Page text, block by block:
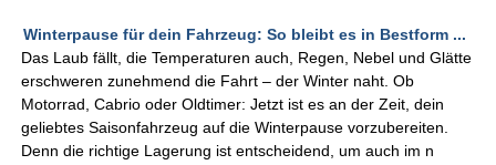
Winterpause für dein Fahrzeug: So bleibt es in Bestform ...
Das Laub fällt, die Temperaturen auch, Regen, Nebel und Glätte
erschweren zunehmend die Fahrt – der Winter naht. Ob
Motorrad, Cabrio oder Oldtimer: Jetzt ist es an der Zeit, dein
geliebtes Saisonfahrzeug auf die Winterpause vorzubereiten.
Denn die richtige Lagerung ist entscheidend, um auch im n